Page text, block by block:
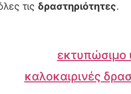
τις δραστηριότητες.
εκτυπώσιμο
καλοκαιρινές